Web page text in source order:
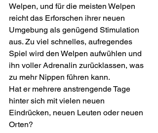
Welpen, und für die meisten Welpen
reicht das Erforschen ihrer neuen
Umgebung als genügend Stimulation
aus. Zu viel schnelles, aufregendes
Spiel wird den Welpen aufwühlen und
ihn voller Adrenalin zurücklassen, was
zu mehr Nippen führen kann.
Hat er mehrere anstrengende Tage
hinter sich mit vielen neuen
Eindrücken, neuen Leuten oder neuen
Orten?